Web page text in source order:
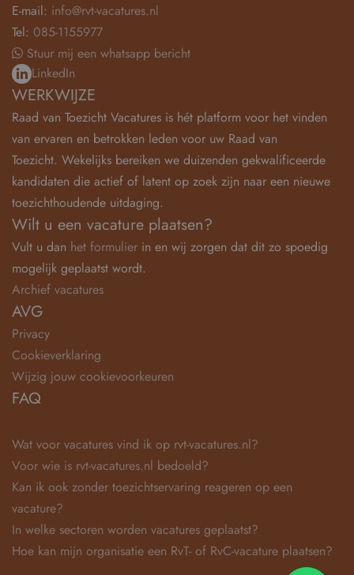
E-mail: info@rvt-vacatures.nl
Tel: 085-1155977
Stuur mij een whatsapp bericht
LinkedIn
WERKWIJZE
Raad van Toezicht Vacatures is hét platform voor het vinden
van ervaren en betrokken leden voor uw Raad van
Toezicht. Wekelijks bereiken we duizenden gekwalificeerde
kandidaten die actief of latent op zoek zijn naar een nieuwe
toezichthoudende uitdaging.
Wilt u een vacature plaatsen?
Vult u dan het formulier in en wij zorgen dat dit zo spoedig
mogelijk geplaatst wordt.
Archief vacatures
AVG
Privacy
Cookieverklaring
Wijzig jouw cookievoorkeuren
FAQ
Wat voor vacatures vind ik op rvt-vacatures.nl?
Voor wie is rvt-vacatures.nl bedoeld?
Kan ik ook zonder toezichtservaring reageren op een
vacature?
In welke sectoren worden vacatures geplaatst?
Hoe kan mijn organisatie een RvT- of RvC-vacature plaatsen?